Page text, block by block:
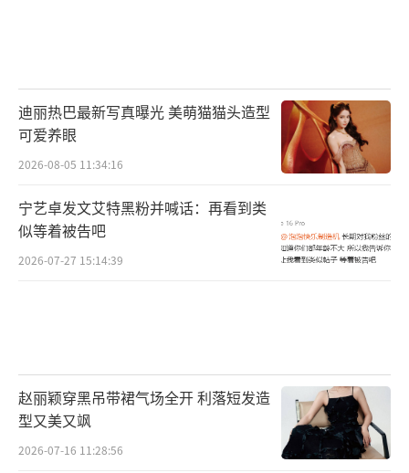
迪丽热巴最新写真曝光 美萌猫猫头造型
可爱养眼
2026-08-05 11:34:16
宁艺卓发文艾特黑粉并喊话：再看到类
似等着被告吧
2026-07-27 15:14:39
赵丽颖穿黑吊带裙气场全开 利落短发造
型又美又飒
2026-07-16 11:28:56